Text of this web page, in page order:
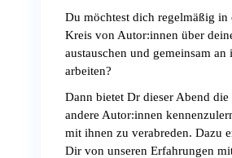
Du möchtest dich regelmäßig in
Kreis von Autor:innen über
austauschen und gemeinsam an
arbeiten?
Dann bietet Dr dieser Abend
andere Autor:innen
mit ihnen zu verabreden. Dazu
Dir von unseren Erfahrungen